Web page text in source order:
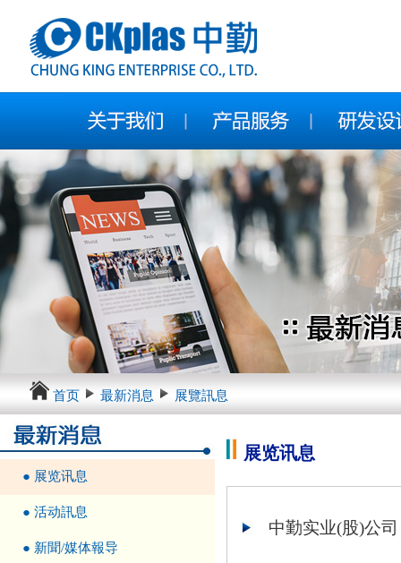
首页 最新消息 展覽訊息
● 展览讯息
● 活动訊息
● 新聞/媒体報导
展览讯息
中勤实业(股)公司